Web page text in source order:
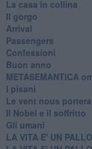
La casa in collina
Il gorgo
Arrival
Passengers
Confessioni
Buon anno
METASEMANTICA
I pisani
Le vent nous portera
Il Nobel e il soffritto
Gli umani
LA VITA E' UN